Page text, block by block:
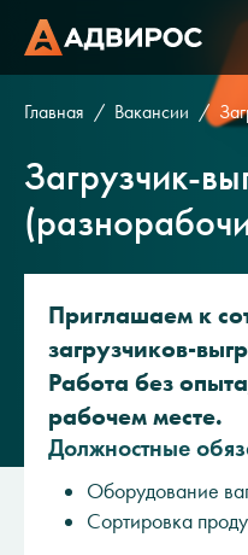
Главная Вакансии
Загрузчик-
Приглашаем к
загрузчиков-
Работа без
рабочем месте.
Должностные
Оборудование
Сортировка